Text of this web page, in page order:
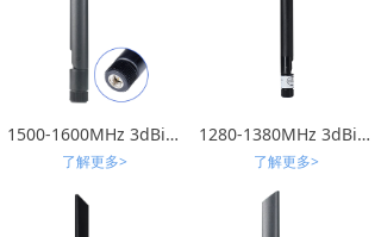
1500-1600MHz 3dBi 橡胶棒天线（可折弯）
了解更多>
1280-1380MHz 3dBi 橡胶棒天线
了解更多>